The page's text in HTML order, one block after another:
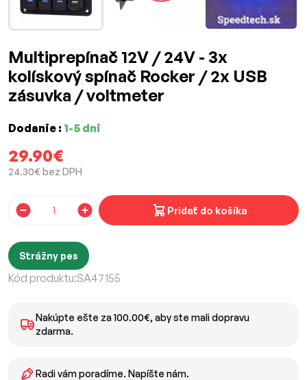
Multiprepínač 12V / 24V - 3x
kolískový spínač Rocker / 2x USB
zásuvka / voltmeter
Dodanie : 1-5 dni
29.90€
24.30€ bez DPH
Pridať do košíka
Strážny pes
Kód produktu:SA47155
Nakúpte ešte za 100.00€, aby ste mali dopravu
zdarma.
Radi vám poradíme. Napíšte nám.